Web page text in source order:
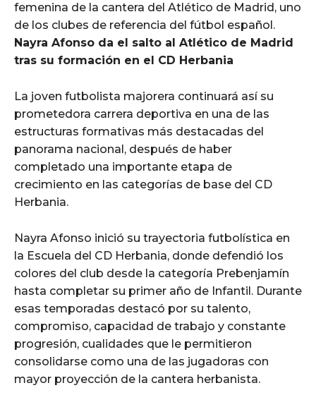
femenina de la cantera del Atlético de Madrid, uno
de los clubes de referencia del fútbol español.
Nayra Afonso da el salto al Atlético de Madrid
tras su formación en el CD Herbania
La joven futbolista majorera continuará así su
prometedora carrera deportiva en una de las
estructuras formativas más destacadas del
panorama nacional, después de haber
completado una importante etapa de
crecimiento en las categorías de base del CD
Herbania.
Nayra Afonso inició su trayectoria futbolística en
la Escuela del CD Herbania, donde defendió los
colores del club desde la categoría Prebenjamín
hasta completar su primer año de Infantil. Durante
esas temporadas destacó por su talento,
compromiso, capacidad de trabajo y constante
progresión, cualidades que le permitieron
consolidarse como una de las jugadoras con
mayor proyección de la cantera herbanista.